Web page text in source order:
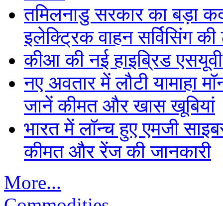
तमिलनाडु सरकार का बड़ा
इलेक्ट्रिक वाहन सर्विसिंग
कीआ की नई हाइब्रिड
नए अवतार में लौटी यामाहा
जानें कीमत और खास खूबियां
भारत में लॉन्च हुए एमजी
कीमत और रेंज की जानकारी
More...